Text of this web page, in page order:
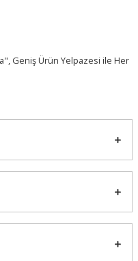
Geniş Ürün Yelpazesi ile Her